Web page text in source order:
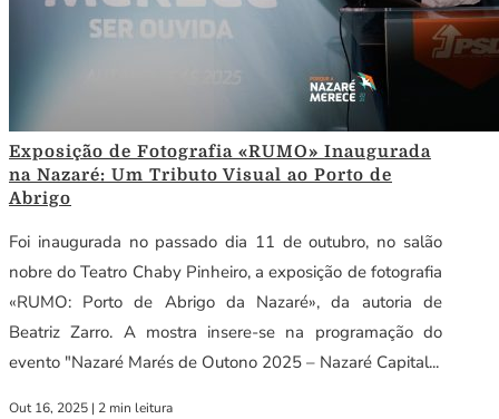
Exposição de Fotografia «RUMO» Inaugurada
na Nazaré: Um Tributo Visual ao Porto de
Abrigo
Foi inaugurada no passado dia 11 de outubro, no salão
nobre do Teatro Chaby Pinheiro, a exposição de fotografia
«RUMO: Porto de Abrigo da Nazaré», da autoria de
Beatriz Zarro. A mostra insere-se na programação do
evento "Nazaré Marés de Outono 2025 – Nazaré Capital...
Out 16, 2025 | 2 min leitura